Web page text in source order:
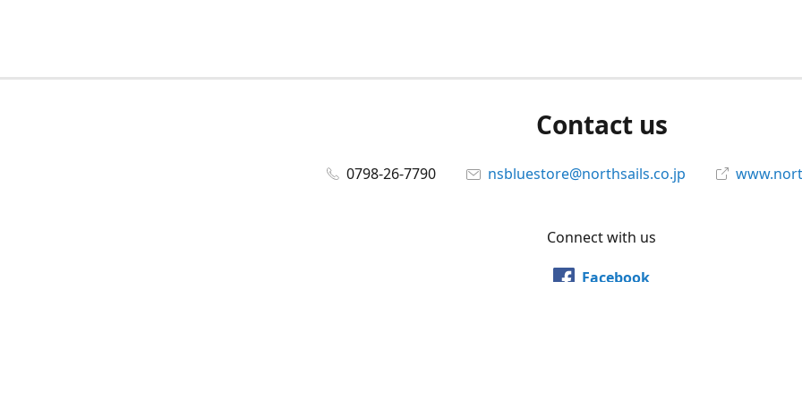
Contact us
0798-26-7790 nsbluestore@northsails.co.jp
Connect with us
Facebook